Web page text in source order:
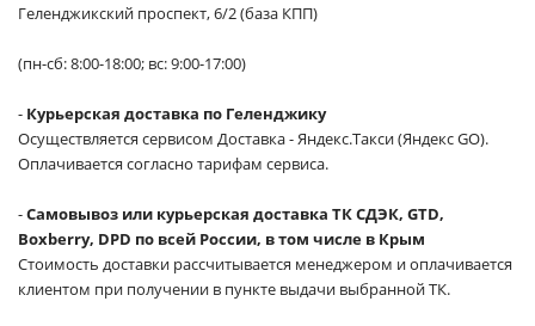
Геленджикский проспект, 6/2 (база КПП)
(пн-сб: 8:00-18:00; вс: 9:00-17:00)
- Курьерская доставка по Геленджику
Осуществляется сервисом Доставка - Яндекс.Такси (Яндекс GO).
Оплачивается согласно тарифам сервиса.
-Самовывоз или курьерская доставка ТК СДЭК, GTD,
Boxberry, DPD по всей России, в том числе в Крым
Стоимость доставки рассчитывается менеджером и оплачивается
клиентом при получении в пункте выдачи выбранной ТК.